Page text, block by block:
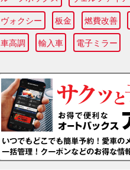
ヴォクシー 板金 燃費改善
車高調 輸入車 電子ミラー